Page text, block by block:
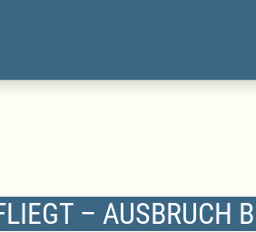
– AUSBRUCH